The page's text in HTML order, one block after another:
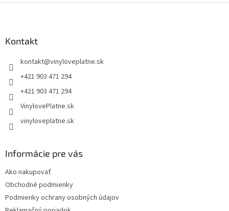
Kontakt
kontakt@vinyloveplatne.sk
+421 903 471 294
+421 903 471 294
VinylovePlatne.sk
vinyloveplatne.sk
Informácie pre vás
Ako nakupovať
Obchodné podmienky
Podmienky ochrany osobných údajov